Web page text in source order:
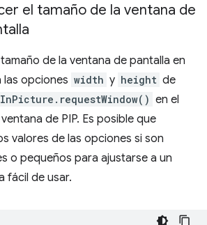
el tamaño de la ventana de
de la ventana de pantalla en
opciones width y height de
en el
de PIP. Es posible que
valores de las opciones si son
o pequeños para ajustarse a un
fácil de usar.